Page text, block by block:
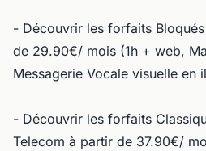
- Découvrir les forfaits
de 29.90€/ mois (1h + web,
Messagerie Vocale visuelle en
- Découvrir les forfaits
Telecom à partir de 37.90€/